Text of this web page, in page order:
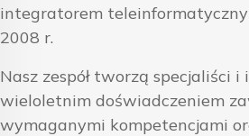
integratorem
2008 r.
Nasz zespół tworzą specjaliści
wieloletnim doświadczeniem
wymaganymi kompetencjami